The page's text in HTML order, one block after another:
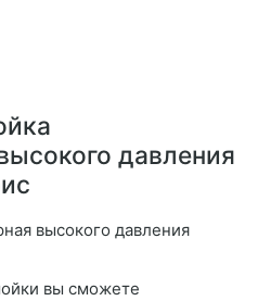
давления
вы сможете